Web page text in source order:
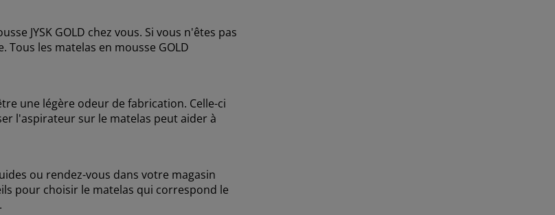
JYSK GOLD chez vous. Si vous n'êtes pas
les matelas en mousse GOLD
une légère odeur de fabrication. Celle-ci
l'aspirateur sur le matelas peut aider à
ou rendez-vous dans votre magasin
pour choisir le matelas qui correspond le